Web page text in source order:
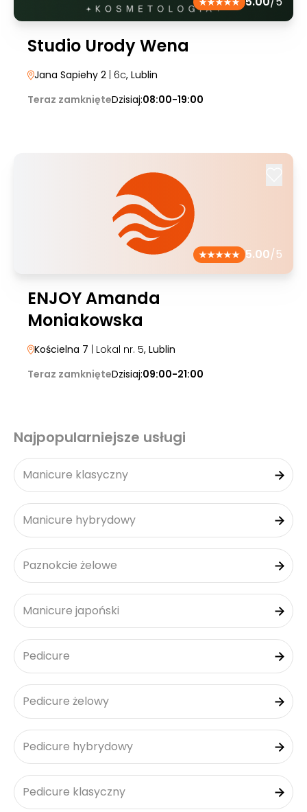
Studio Urody Wena
Jana Sapiehy 2 | 6c, Lublin
Teraz zamknięteDzisiaj:08:00-19:00
5.00/5
ENJOY Amanda
Moniakowska
Kościelna 7 | Lokal nr. 5, Lublin
Teraz zamknięteDzisiaj:09:00-21:00
Najpopularniejsze usługi
Manicure klasyczny
Manicure hybrydowy
Paznokcie żelowe
Manicure japoński
Pedicure
Pedicure żelowy
Pedicure hybrydowy
Pedicure klasyczny